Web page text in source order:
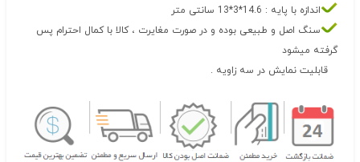
اندازه با پایه : 14.6*3*13 سانتی متر
سنگ اصل و طبیعی بوده و در صورت مغایرت ، کالا با کمال احترام پس
گرفته میشود
قابلیت نمایش در سه زاویه .